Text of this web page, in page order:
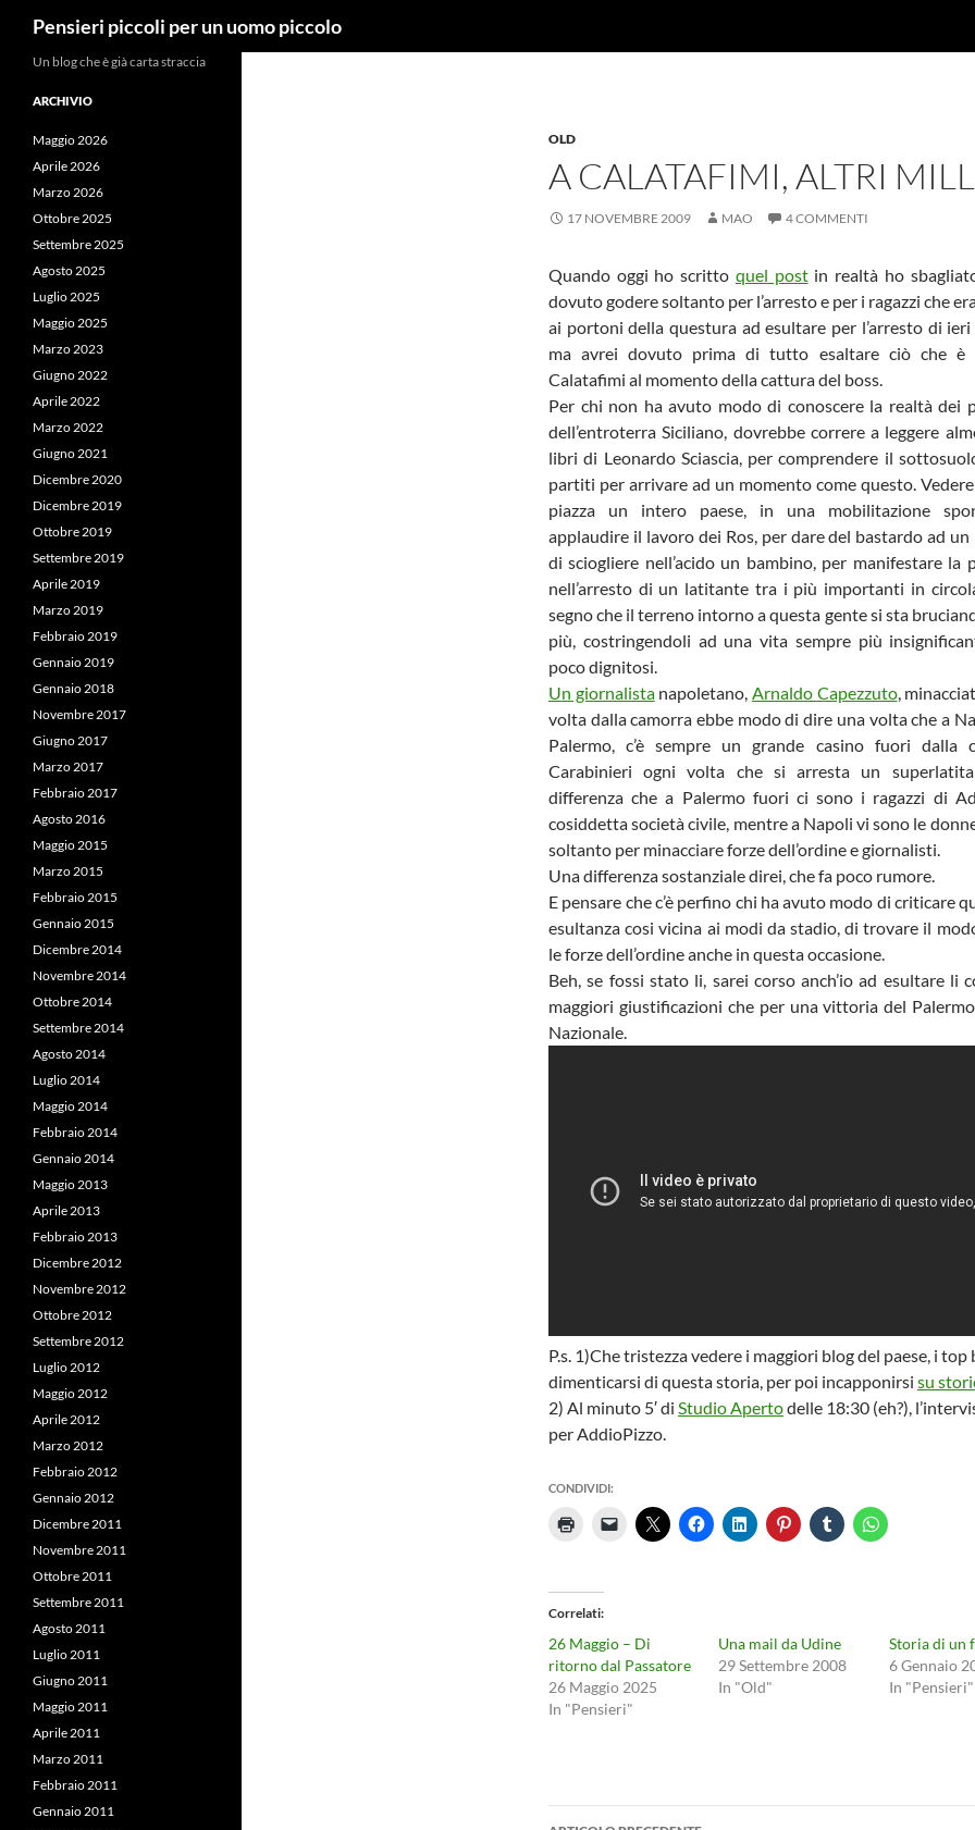
Pensieri piccoli per un uomo piccolo
OLD
A CALATAFIMI, ALTRI
17 NOVEMBRE 2009 MAO 4 COMMENTI
Quando oggi ho scritto quel postin realtà ho
dovuto godere soltanto per l’arresto e per i ragazzi che
ai portoni della questura ad esultare per l’arresto di ieri
ma avrei dovuto prima di tutto esaltare ciò che è
Calatafimi al momento della cattura del boss.
Per chi non ha avuto modo di conoscere la realtà dei
dell’entroterra Siciliano, dovrebbe correre a leggere
libri di Leonardo Sciascia, per comprendere il
partiti per arrivare ad un momento come questo.
piazza un intero paese, in una mobilitazione
applaudire il lavoro dei Ros, per dare del bastardo ad un
di sciogliere nell’acido un bambino, per manifestare la
nell’arresto di un latitante tra i più importanti in
segno che il terreno intorno a questa gente si sta
più, costringendoli ad una vita sempre più
poco dignitosi.
Un giornalistanapoletano, Arnaldo Capezzuto,
volta dalla camorra ebbe modo di dire una volta che a
Palermo, c’è sempre un grande casino fuori dalla
Carabinieri ogni volta che si arresta un
differenza che a Palermo fuori ci sono i ragazzi di
cosiddetta società civile, mentre a Napoli vi sono le
soltanto per minacciare forze dell’ordine e giornalisti.
Una differenza sostanziale direi, che fa poco rumore.
E pensare che c’è perfino chi ha avuto modo di criticare
esultanza cosi vicina ai modi da stadio, di trovare il
le forze dell’ordine anche in questa occasione.
Beh, se fossi stato li, sarei corso anch’io ad esultare li
maggiori giustificazioni che per una vittoria del
Nazionale.
P.s. 1)Che tristezza vedere i maggiori blog del paese, i top
dimenticarsi di questa storia, per poi incapponirsi su
2) Al minuto 5′ di Studio Apertodelle 18:30 (eh?),
per AddioPizzo.
CONDIVIDI:
Correlati
26 Maggio – Di
ritorno dal Passatore
26 Maggio 2025
In "Pensieri"
Una mail da Udine
29 Settembre 2008
In "Old"
Storia di un
6 Gennaio
In "Pensieri"
Navigazione
Un blog che è già carta straccia
ARCHIVIO
Maggio 2026
Aprile 2026
Marzo 2026
Ottobre 2025
Settembre 2025
Agosto 2025
Luglio 2025
Maggio 2025
Marzo 2023
Giugno 2022
Aprile 2022
Marzo 2022
Giugno 2021
Dicembre 2020
Dicembre 2019
Ottobre 2019
Settembre 2019
Aprile 2019
Marzo 2019
Febbraio 2019
Gennaio 2019
Gennaio 2018
Novembre 2017
Giugno 2017
Marzo 2017
Febbraio 2017
Agosto 2016
Maggio 2015
Marzo 2015
Febbraio 2015
Gennaio 2015
Dicembre 2014
Novembre 2014
Ottobre 2014
Settembre 2014
Agosto 2014
Luglio 2014
Maggio 2014
Febbraio 2014
Gennaio 2014
Maggio 2013
Aprile 2013
Febbraio 2013
Dicembre 2012
Novembre 2012
Ottobre 2012
Settembre 2012
Luglio 2012
Maggio 2012
Aprile 2012
Marzo 2012
Febbraio 2012
Gennaio 2012
Dicembre 2011
Novembre 2011
Ottobre 2011
Settembre 2011
Agosto 2011
Luglio 2011
Giugno 2011
Maggio 2011
Aprile 2011
Marzo 2011
Febbraio 2011
Gennaio 2011